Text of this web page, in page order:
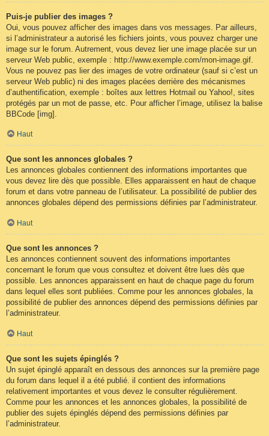
Puis-je publier des images ?
Oui, vous pouvez afficher des images dans vos messages. Par ailleurs,
si l’administrateur a autorisé les fichiers joints, vous pouvez charger une
image sur le forum. Autrement, vous devez lier une image placée sur un
serveur Web public, exemple : http://www.exemple.com/mon-image.gif.
Vous ne pouvez pas lier des images de votre ordinateur (sauf si c’est un
serveur Web public) ni des images placées derrière des mécanismes
d’authentification, exemple : boîtes aux lettres Hotmail ou Yahoo!, sites
protégés par un mot de passe, etc. Pour afficher l’image, utilisez la balise
BBCode [img].
Haut
Que sont les annonces globales ?
Les annonces globales contiennent des informations importantes que
vous devez lire dès que possible. Elles apparaissent en haut de chaque
forum et dans votre panneau de l’utilisateur. La possibilité de publier des
annonces globales dépend des permissions définies par l’administrateur.
Haut
Que sont les annonces ?
Les annonces contiennent souvent des informations importantes
concernant le forum que vous consultez et doivent être lues dès que
possible. Les annonces apparaissent en haut de chaque page du forum
dans lequel elles sont publiées. Comme pour les annonces globales, la
possibilité de publier des annonces dépend des permissions définies par
l’administrateur.
Haut
Que sont les sujets épinglés ?
Un sujet épinglé apparaît en dessous des annonces sur la première page
du forum dans lequel il a été publié. il contient des informations
relativement importantes et vous devez le consulter régulièrement.
Comme pour les annonces et les annonces globales, la possibilité de
publier des sujets épinglés dépend des permissions définies par
l’administrateur.